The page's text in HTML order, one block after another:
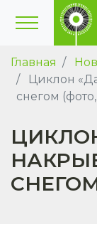
Главная
Циклон
снегом